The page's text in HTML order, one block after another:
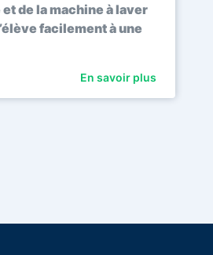
de la machine à laver
facilement à une
En savoir plus